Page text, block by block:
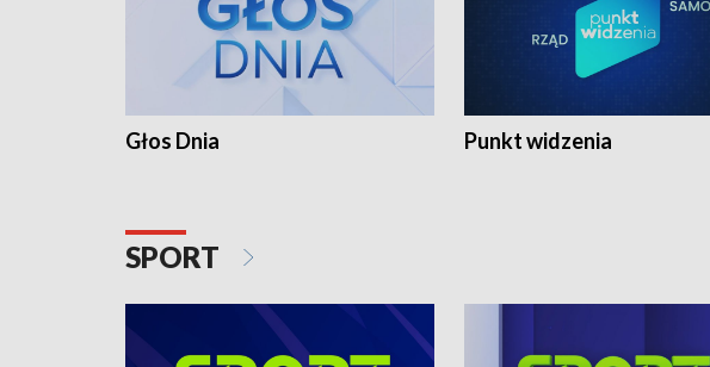
Głos Dnia Punkt widzenia
SPORT